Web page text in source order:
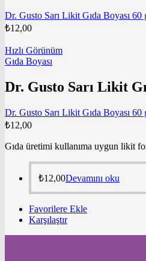
Dr. Gusto Sarı Likit Gıda Boyası 60
₺12,00
Hızlı Görünüm
Gıda Boyası
Dr. Gusto Sarı Likit
Dr. Gusto Sarı Likit Gıda Boyası 60
₺12,00
Gıda üretimi kullanıma uygun likit
₺12,00Devamını oku
Favorilere Ekle
Karşılaştır